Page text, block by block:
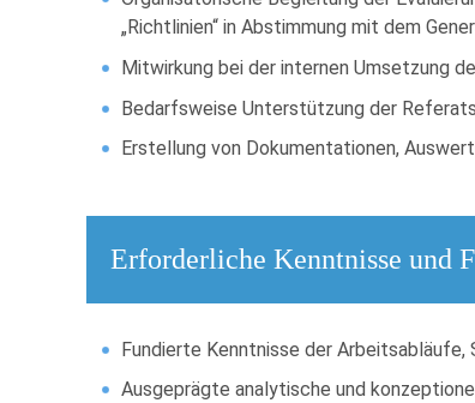
„Richtlinien“ in Abstimmung mit dem
Mitwirkung bei der internen Umsetzung
Bedarfsweise Unterstützung der
Erstellung von Dokumentationen,
Erforderliche Kenntnisse und
Fundierte Kenntnisse der
Ausgeprägte analytische und